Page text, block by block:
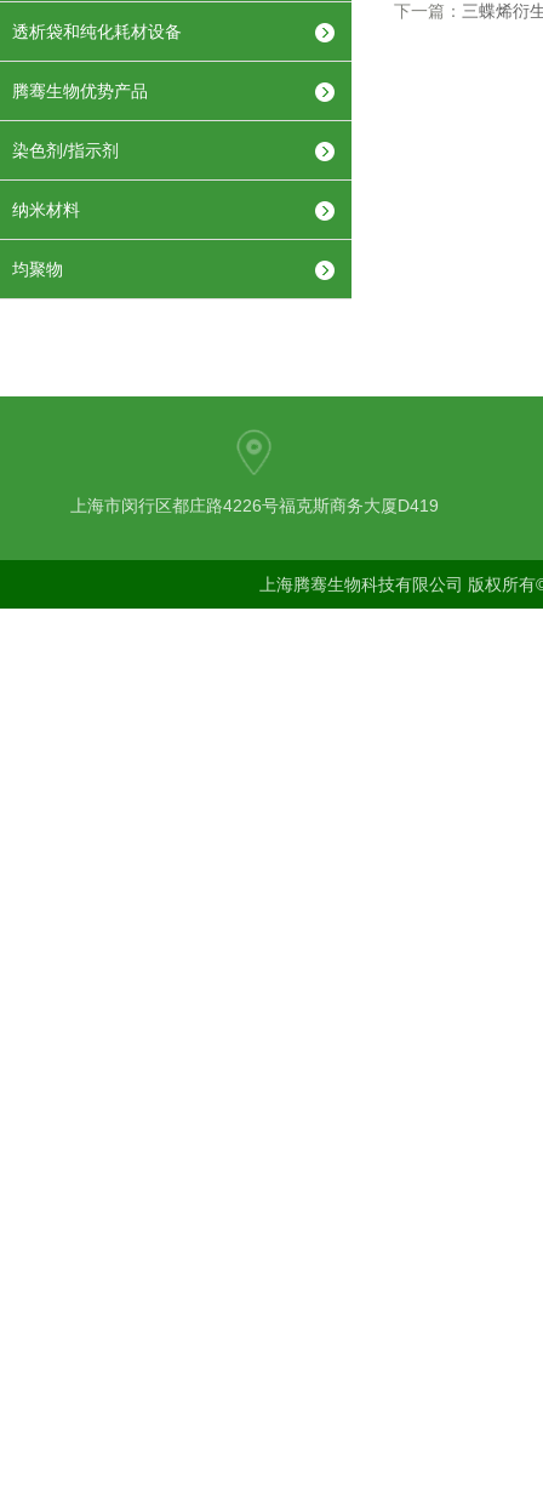
透析袋和纯化耗材设备
腾骞生物优势产品
染色剂/指示剂
纳米材料
均聚物
下一篇： 三蝶烯衍
上海市闵行区都庄路4226号福克斯商务大厦D419
上海腾骞生物科技有限公司 版权所